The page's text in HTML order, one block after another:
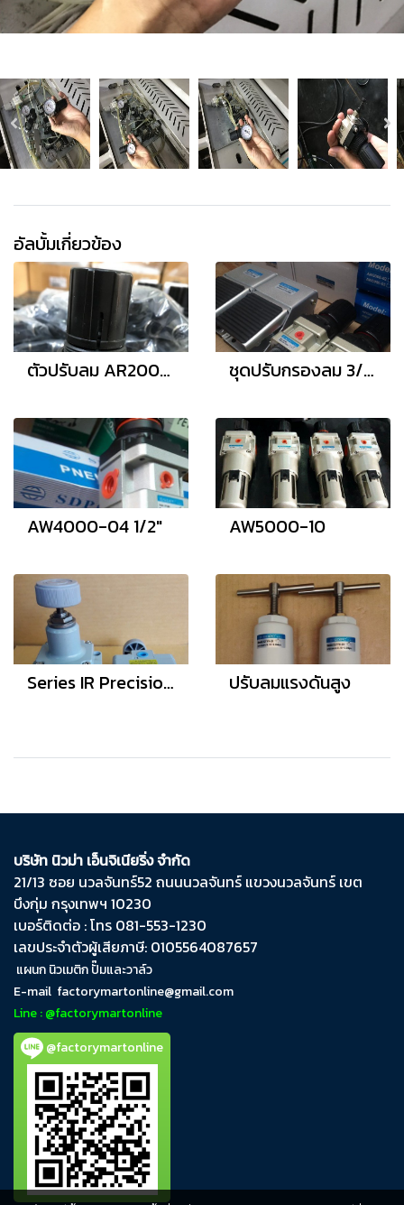
อัลบั้มเกี่ยวข้อง
ตัวปรับลม AR2000-02 ชุดปรับกรองลม 3/8"
AW4000-04 1/2" AW5000-10
Series IR Precision Regulators แบบปรับละเอียด ปรับลมแรงดันสูง
บริษัท นิวม่า เอ็นจิเนียริ่ง จำกัด
21/13 ซอย นวลจันทร์​52 ถนน​นวลจันทร์​ แขวง​นวลจันทร์​ เขต​
บึงกุ่ม​ กรุงเทพฯ​ 10230
เบอร์ติดต่อ : โทร 081-553-1230
เลขประจำตัวผู้เสียภาษี: 0105564087657
แผนก นิวเมติก ปั๊มและวาล์ว
E-mail factorymartonline@gmail.com
Line : @factorymartonline
@factorymartonline